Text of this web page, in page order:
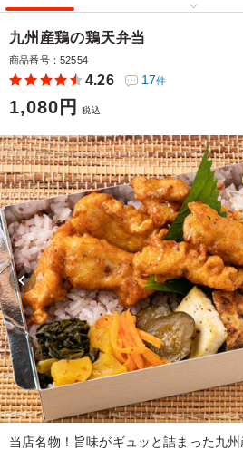
九州産鶏の鶏天弁当
商品番号：52554
4.26 17件
1,080円 税込
当店名物！旨味がギュッと詰まった九